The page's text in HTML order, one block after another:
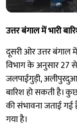
उत्तर बंगाल में भारी
दूसरी ओर उत्तर बंगाल
विभाग के अनुसार 27
जलपाईगुड़ी,
बारिश हो सकती है।
की संभावना जताई गई
गया है।